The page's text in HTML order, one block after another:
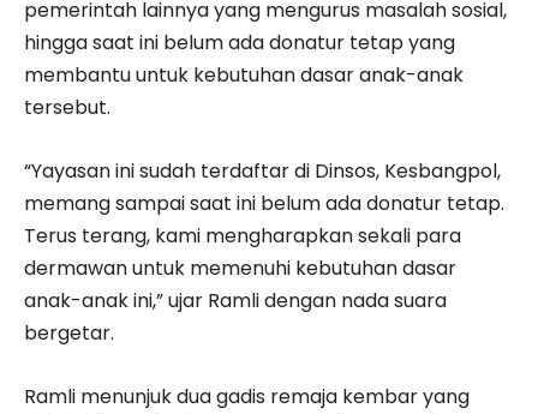
pemerintah lainnya yang mengurus masalah sosial,
hingga saat ini belum ada donatur tetap yang
membantu untuk kebutuhan dasar anak-anak
tersebut.
“Yayasan ini sudah terdaftar di Dinsos, Kesbangpol,
memang sampai saat ini belum ada donatur tetap.
Terus terang, kami mengharapkan sekali para
dermawan untuk memenuhi kebutuhan dasar
anak-anak ini,” ujar Ramli dengan nada suara
bergetar.
Ramli menunjuk dua gadis remaja kembar yang